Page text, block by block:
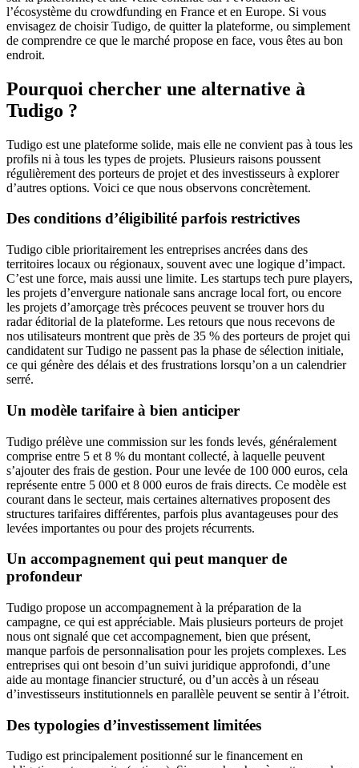
l’écosystème du crowdfunding en France et en Europe. Si vous
envisagez de choisir Tudigo, de quitter la plateforme, ou simplement
de comprendre ce que le marché propose en face, vous êtes au bon
endroit.
Pourquoi chercher une alternative à
Tudigo ?
Tudigo est une plateforme solide, mais elle ne convient pas à tous les
profils ni à tous les types de projets. Plusieurs raisons poussent
régulièrement des porteurs de projet et des investisseurs à explorer
d’autres options. Voici ce que nous observons concrètement.
Des conditions d’éligibilité parfois restrictives
Tudigo cible prioritairement les entreprises ancrées dans des
territoires locaux ou régionaux, souvent avec une logique d’impact.
C’est une force, mais aussi une limite. Les startups tech pure players,
les projets d’envergure nationale sans ancrage local fort, ou encore
les projets d’amorçage très précoces peuvent se trouver hors du
radar éditorial de la plateforme. Les retours que nous recevons de
nos utilisateurs montrent que près de 35 % des porteurs de projet qui
candidatent sur Tudigo ne passent pas la phase de sélection initiale,
ce qui génère des délais et des frustrations lorsqu’on a un calendrier
serré.
Un modèle tarifaire à bien anticiper
Tudigo prélève une commission sur les fonds levés, généralement
comprise entre 5 et 8 % du montant collecté, à laquelle peuvent
s’ajouter des frais de gestion. Pour une levée de 100 000 euros, cela
représente entre 5 000 et 8 000 euros de frais directs. Ce modèle est
courant dans le secteur, mais certaines alternatives proposent des
structures tarifaires différentes, parfois plus avantageuses pour des
levées importantes ou pour des projets récurrents.
Un accompagnement qui peut manquer de
profondeur
Tudigo propose un accompagnement à la préparation de la
campagne, ce qui est appréciable. Mais plusieurs porteurs de projet
nous ont signalé que cet accompagnement, bien que présent,
manque parfois de personnalisation pour les projets complexes. Les
entreprises qui ont besoin d’un suivi juridique approfondi, d’une
aide au montage financier structuré, ou d’un accès à un réseau
d’investisseurs institutionnels en parallèle peuvent se sentir à l’étroit.
Des typologies d’investissement limitées
Tudigo est principalement positionné sur le financement en